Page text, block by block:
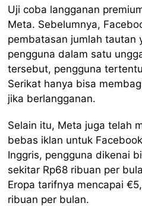
Uji coba langganan
Meta. Sebelumnya,
pembatasan jumlah tautan
pengguna dalam satu
tersebut, pengguna
Serikat hanya bisa
jika berlangganan.
Selain itu, Meta juga telah
bebas iklan untuk
Inggris, pengguna dikenai
sekitar Rp68 ribuan per
Eropa tarifnya mencapai
ribuan per bulan.